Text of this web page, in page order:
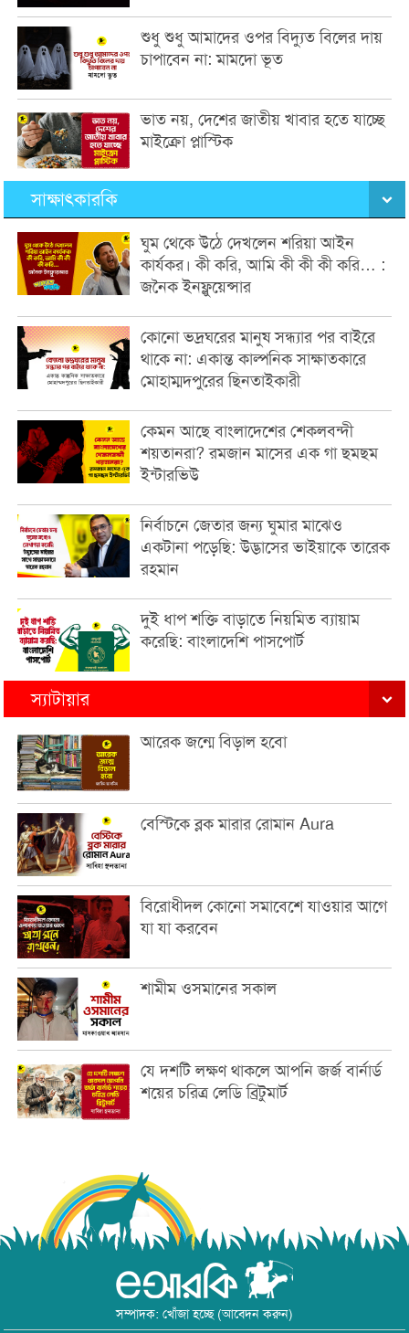
শুধু শুধু আমাদের ওপর বিদ্যুত বিলের দায়
চাপাবেন না: মামদো ভূত
ভাত নয়, দেশের জাতীয় খাবার হতে যাচ্ছে
মাইক্রো প্লাস্টিক
সাক্ষাৎকারকি
ঘুম থেকে উঠে দেখলেন শরিয়া আইন
কার্যকর। কী করি, আমি কী কী কী করি… :
জনৈক ইনফ্লুয়েন্সার
কোনো ভদ্রঘরের মানুষ সন্ধ্যার পর বাইরে
থাকে না: একান্ত কাল্পনিক সাক্ষাতকারে
মোহাম্মদপুরের ছিনতাইকারী
কেমন আছে বাংলাদেশের শেকলবন্দী
শয়তানরা? রমজান মাসের এক গা ছমছম
ইন্টারভিউ
নির্বাচনে জেতার জন্য ঘুমার মাঝেও
একটানা পড়েছি: উদ্ভাসের ভাইয়াকে তারেক
রহমান
দুই ধাপ শক্তি বাড়াতে নিয়মিত ব্যায়াম
করেছি: বাংলাদেশি পাসপোর্ট
স্যাটায়ার
আরেক জন্মে বিড়াল হবো
বেস্টিকে ব্লক মারার রোমান Aura
বিরোধীদল কোনো সমাবেশে যাওয়ার আগে
যা যা করবেন
শামীম ওসমানের সকাল
যে দশটি লক্ষণ থাকলে আপনি জর্জ বার্নার্ড
শয়ের চরিত্র লেডি ব্রিটুমার্ট
সম্পাদক: খোঁজা হচ্ছে (আবেদন করুন)